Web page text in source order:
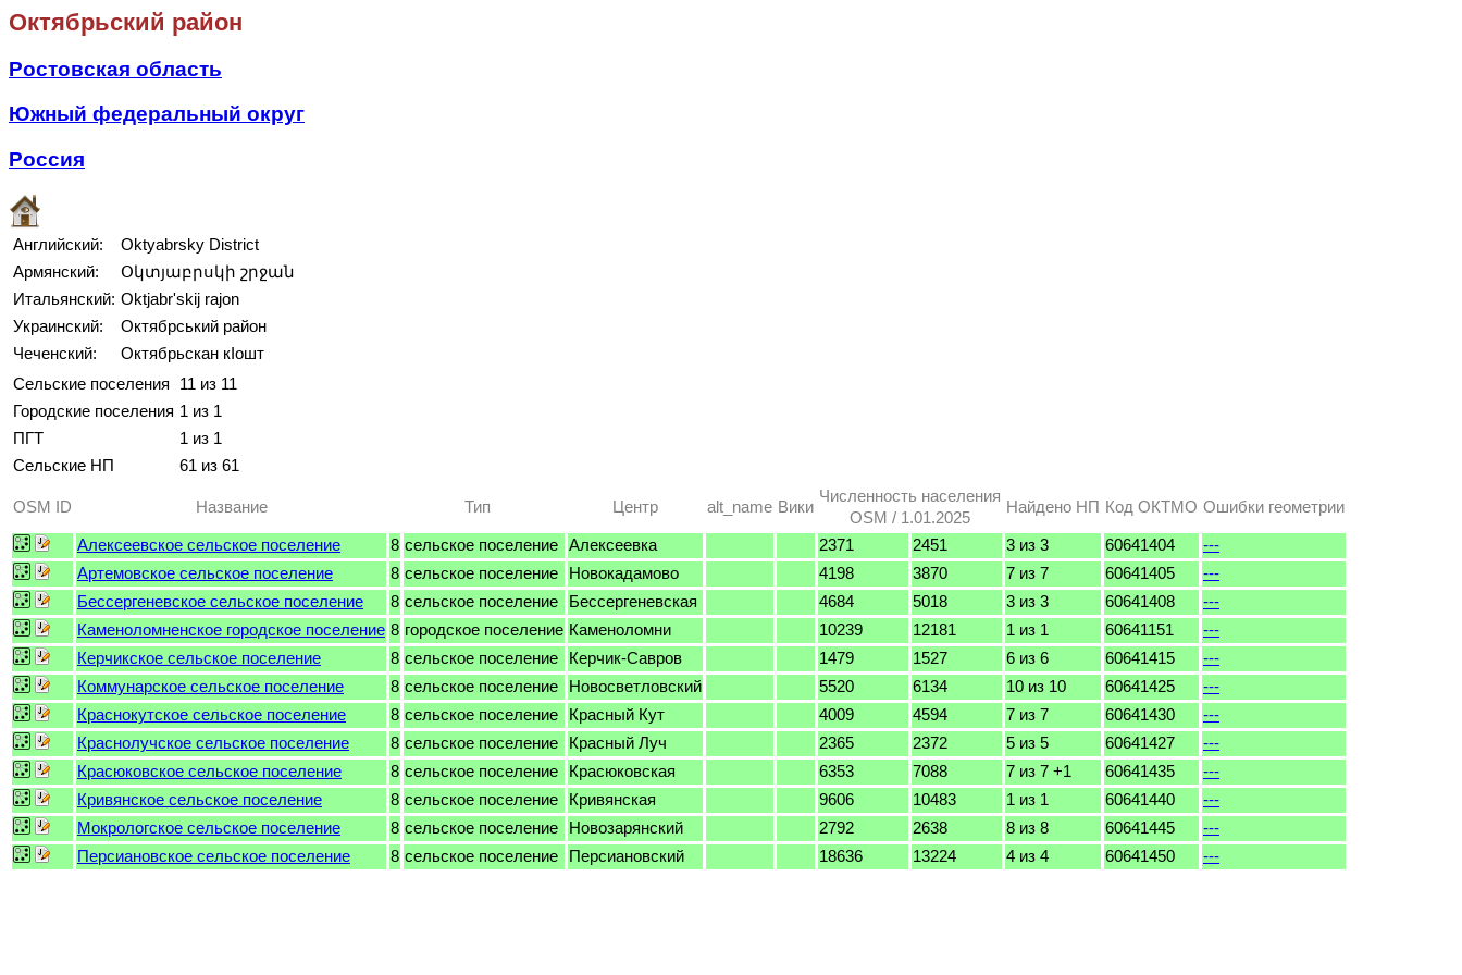
Октябрьский район
Ростовская область
Южный федеральный округ
Россия
Английский:
Oktyabrsky District
Армянский:
Օկտյաբրսկի շրջան
Итальянский: Oktjabr'skij rajon
Украинский:
Октябрський район
Чеченский:
Октябрьскан кӀошт
Сельские поселения
11 из 11
Городские поселения 1 из 1
ПГТ
1 из 1
Сельские НП
61 из 61
OSM ID Название Тип Центр alt_name Вики
Численность населения
OSM / 1.01.2025
Найдено НП Код ОКТМО Ошибки геометрии
Алексеевское сельское поселение 8 сельское поселение Алексеевка 2371 2451 3 из 3 60641404
---
Артемовское сельское поселение
8 сельское поселение Новокадамово 4198 3870 7 из 7 60641405
---
Бессергеневское сельское поселение
8 сельское поселение Бессергеневская 4684 5018 3 из 3 60641408
---
Каменоломненское городское поселение 8 городское поселение Каменоломни 10239 12181 1 из 1 60641151
---
Керчикское сельское поселение
8 сельское поселение Керчик-Савров 1479 1527 6 из 6 60641415
---
Коммунарское сельское поселение
8 сельское поселение Новосветловский 5520 6134 10 из 10 60641425
---
Краснокутское сельское поселение
8 сельское поселение Красный Кут 4009 4594 7 из 7 60641430
---
Краснолучское сельское поселение
8 сельское поселение Красный Луч 2365 2372 5 из 5 60641427
---
Красюковское сельское поселение
8 сельское поселение Красюковская 6353 7088 7 из 7 +1 60641435
---
Кривянское сельское поселение
8 сельское поселение Кривянская 9606 10483 1 из 1 60641440
---
Мокрологское сельское поселение
8 сельское поселение Новозарянский 2792 2638 8 из 8 60641445
---
Персиановское сельское поселение
8 сельское поселение Персиановский 18636 13224 4 из 4 60641450 ---